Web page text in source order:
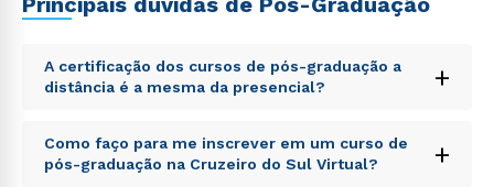
A certificação dos cursos de pós-graduação a
distância é a mesma da presencial?
+
Sed ut perspiciatis unde omnis iste natus error sit
voluptatem accusantium doloremque laudantium,
totam rem aperiam, eaque ipsa quae ab illo inventore
Como faço para me inscrever em um curso de
pós-graduação na Cruzeiro do Sul Virtual?
+